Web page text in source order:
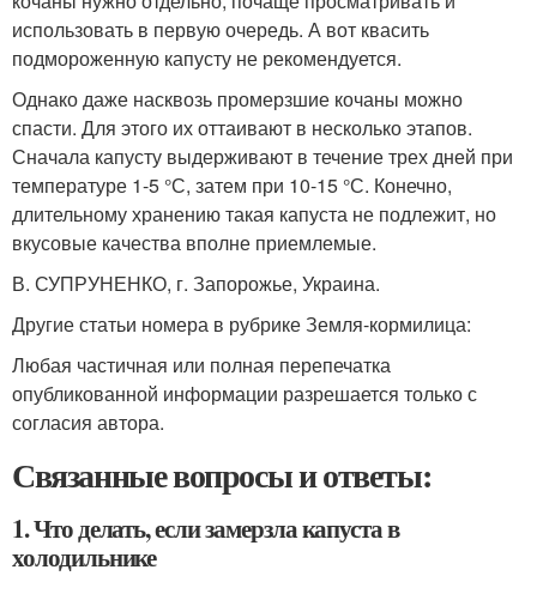
использовать в первую очередь. А вот квасить
подмороженную капусту не рекомендуется.
Однако даже насквозь промерзшие кочаны можно
спасти. Для этого их оттаивают в несколько этапов.
Сначала капусту выдерживают в течение трех дней при
температуре 1-5 °С, затем при 10-15 °С. Конечно,
длительному хранению такая капуста не подлежит, но
вкусовые качества вполне приемлемые.
В. СУПРУНЕНКО, г. Запорожье, Украина.
Другие статьи номера в рубрике Земля-кормилица:
Любая частичная или полная перепечатка
опубликованной информации разрешается только с
согласия автора.
Связанные вопросы и ответы:
1. Что делать, если замерзла капуста в
холодильнике